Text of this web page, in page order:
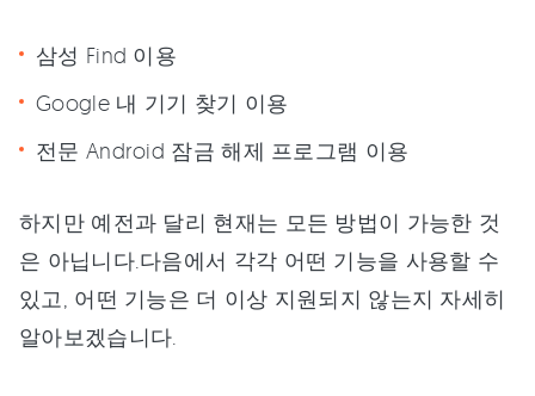
삼성 Find 이용
Google 내 기기 찾기 이용
전문 Android 잠금 해제 프로그램 이용
하지만 예전과 달리 현재는 모든 방법이 가능한 것
은 아닙니다.다음에서 각각 어떤 기능을 사용할 수
있고, 어떤 기능은 더 이상 지원되지 않는지 자세히
알아보겠습니다.